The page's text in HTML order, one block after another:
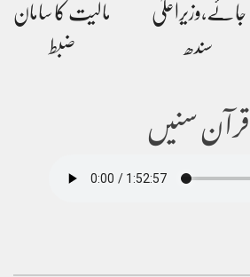
جائے،وزیراعلیٰ
سندھ
مالیت کا سامان
ضبط
قرآن سنیں